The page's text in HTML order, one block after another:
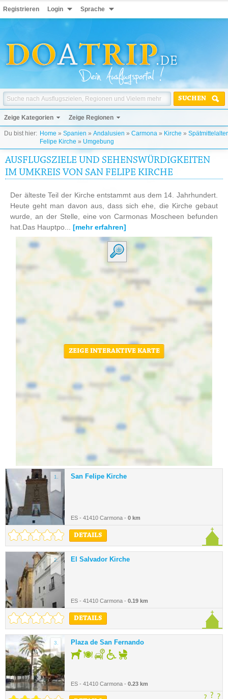
Registrieren Login Sprache
SUCHEN
Zeige Kategorien Zeige Regionen
Du bist hier: Home » Spanien » Andalusien » Carmona » Kirche » Spätmittelalter
Felipe Kirche » Umgebung
AUSFLUGSZIELE UND SEHENSWÜRDIGKEITEN
IM UMKREIS VON SAN FELIPE KIRCHE
Der älteste Teil der Kirche entstammt aus dem 14. Jahrhundert.
Heute geht man davon aus, dass sich ehe, die Kirche gebaut
wurde, an der Stelle, eine von Carmonas Moscheen befunden
hat.Das Hauptpo... [mehr erfahren]
ZEIGE INTERAKTIVE KARTE
1. San Felipe Kirche
ES - 41410 Carmona - 0 km
DETAILS
2. El Salvador Kirche
ES - 41410 Carmona - 0.19 km
DETAILS
3. Plaza de San Fernando
ES - 41410 Carmona - 0.23 km